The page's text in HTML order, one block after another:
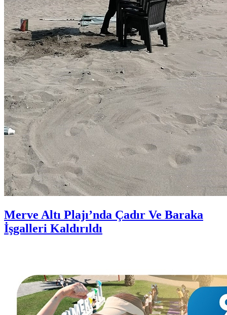
Merve Altı Plajı’nda Çadır Ve Baraka
İşgalleri Kaldırıldı